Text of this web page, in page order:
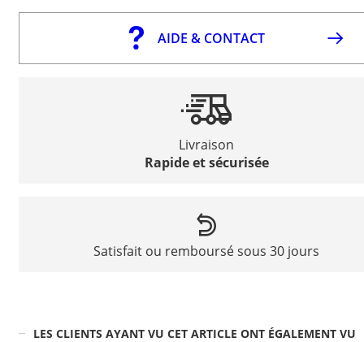
AIDE & CONTACT
Livraison
Rapide et sécurisée
Satisfait ou remboursé sous 30 jours
LES CLIENTS AYANT VU CET ARTICLE ONT ÉGALEMENT VU